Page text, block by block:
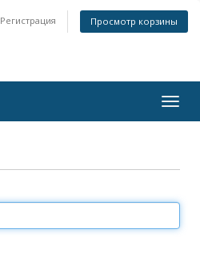
Регистрация Просмотр корзины